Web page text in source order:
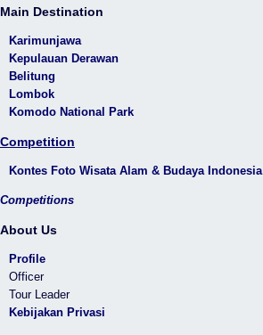
Main Destination
Karimunjawa
Kepulauan Derawan
Belitung
Lombok
Komodo National Park
Competition
Kontes Foto Wisata Alam & Budaya Indonesia
Competitions
About Us
Profile
Officer
Tour Leader
Kebijakan Privasi